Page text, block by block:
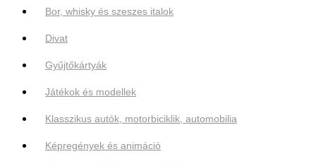
Bor, whisky és szeszes italok
Divat
Gyűjtőkártyák
Játékok és modellek
Klasszikus autók, motorbiciklik, automobilia
Képregények és animáció